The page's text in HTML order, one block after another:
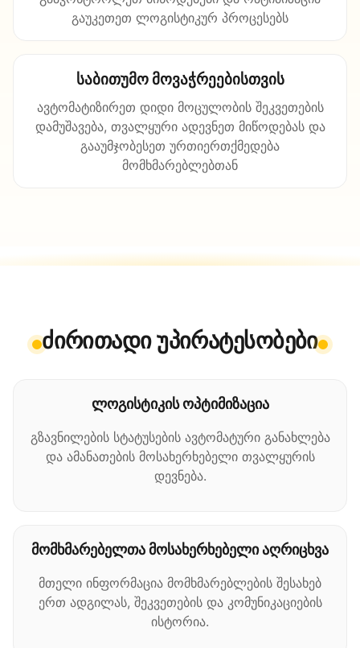
გაუკეთეთ ლოგისტიკურ პროცესებს
საბითუმო მოვაჭრეებისთვის
ავტომატიზირეთ დიდი მოცულობის შეკვეთების
დამუშავება, თვალყური ადევნეთ მიწოდებას და
გააუმჯობესეთ ურთიერთქმედება
მომხმარებლებთან
ძირითადი უპირატესობები
ლოგისტიკის ოპტიმიზაცია
გზავნილების სტატუსების ავტომატური განახლება
და ამანათების მოსახერხებელი თვალყურის
დევნება.
მომხმარებელთა მოსახერხებელი აღრიცხვა
მთელი ინფორმაცია მომხმარებლების შესახებ
ერთ ადგილას, შეკვეთების და კომუნიკაციების
ისტორია.